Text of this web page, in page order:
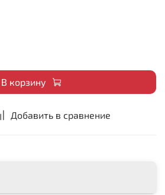
Добавить в сравнение
В корзину